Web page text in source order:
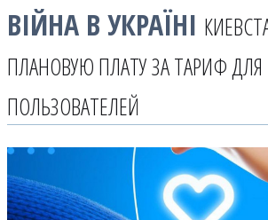
ВІЙНА В УКРАЇНІ
ПЛАНОВУЮ ПЛАТУ ЗА ТАРИФ ДЛЯ
ПОЛЬЗОВАТЕЛЕЙ